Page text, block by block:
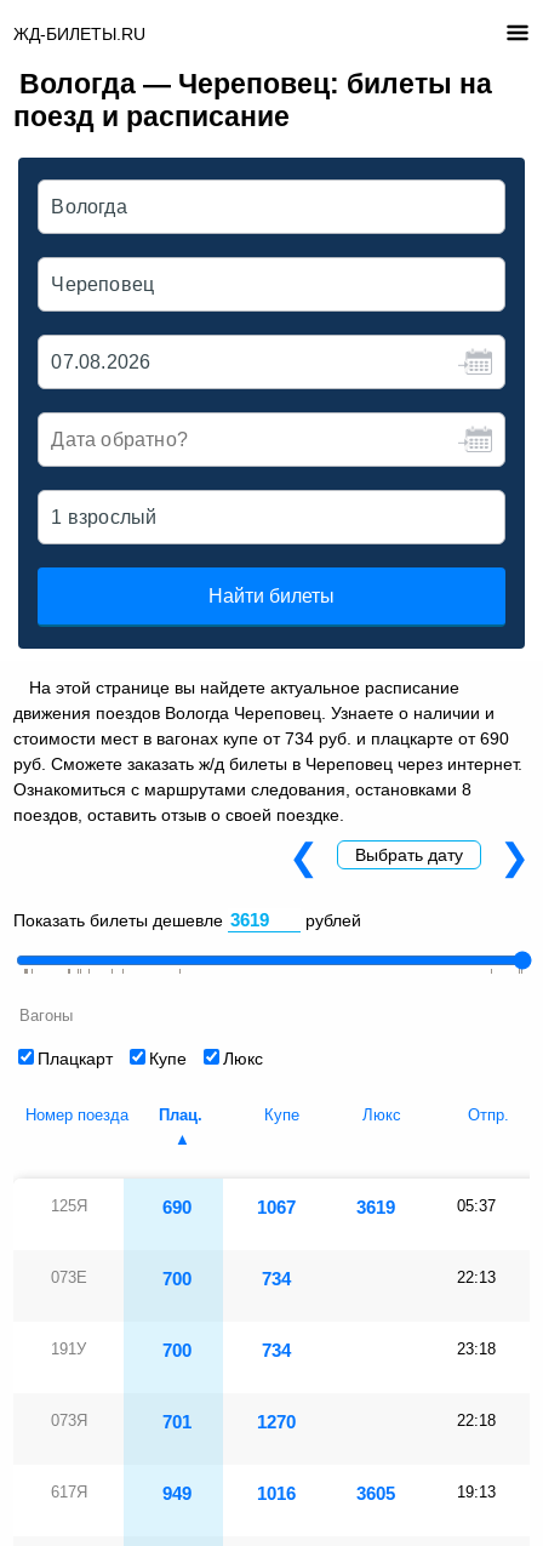
ЖД-БИЛЕТЫ.RU
Вологда — Череповец: билеты на
поезд и расписание
Найти билеты
На этой странице вы найдете актуальное расписание
движения поездов Вологда Череповец. Узнаете о наличии и
стоимости мест в вагонах купе от 734 руб. и плацкарте от 690
руб. Сможете заказать ж/д билеты в Череповец через интернет.
Ознакомиться с маршрутами следования, остановками 8
поездов, оставить отзыв о своей поездке.
Показать билеты дешевле рублей
Вагоны
Плацкарт Купе Люкс
❮ Выбрать дату ❯
Номер поезда Плац. Купе Люкс Отпр.
125Я 690 1067 3619 05:37
073Е 700 734 22:13
191У 700 734 23:18
073Я 701 1270 22:18
617Я 949 1016 3605 19:13